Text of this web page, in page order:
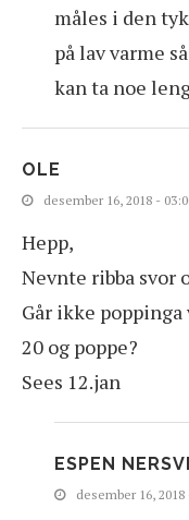
måles i den
på lav varme
kan ta noe
OLE
desember 16, 2018 -
Hepp,
Nevnte ribba svor
Går ikke
20 og poppe?
Sees 12.jan
ESPEN
desember 16, 2018